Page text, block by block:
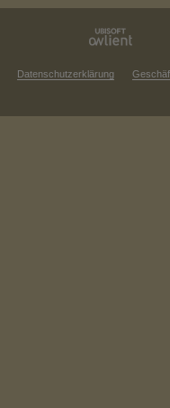
Datenschutzerklärung